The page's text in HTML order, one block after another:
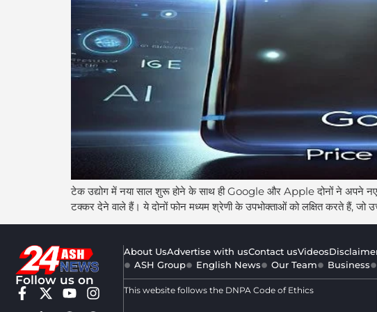
टेक उद्योग में नया साल शुरू होने के साथ ही Google और Apple दोनों ने अपने
टक्कर देने वाले हैं। ये दोनों फोन मध्यम श्रेणी के उपभोक्ताओं को लक्षित करते हैं, जो
Follow us on
About UsAdvertise with usContact usVideos
ASH Group
English News Our Team Business
This website follows the DNPA Code of Ethics